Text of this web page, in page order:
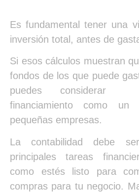
Es fundamental tener una
inversión total, antes de
Si esos cálculos muestran
fondos de los que puede
puedes considerar
financiamiento como un
pequeñas empresas.
La contabilidad debe
principales tareas
como estés listo para
compras para tu negocio.